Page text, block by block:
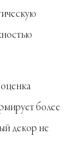
более
декор не